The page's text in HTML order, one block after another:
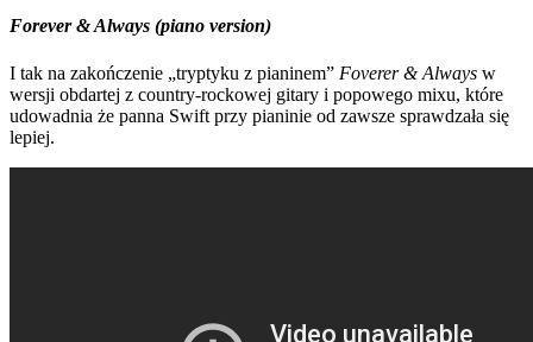
Forever & Always (piano version)
I tak na zakończenie „tryptyku z pianinem” Foverer & Always w
wersji obdartej z country-rockowej gitary i popowego mixu, które
udowadnia że panna Swift przy pianinie od zawsze sprawdzała się
lepiej.